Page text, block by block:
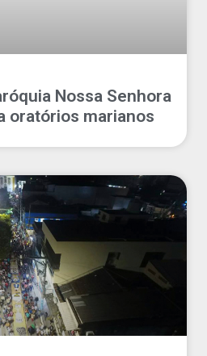
Nossa Senhora
oratórios marianos